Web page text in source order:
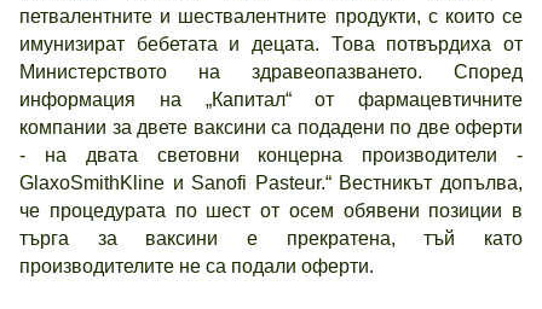
петвалентните и шествалентните продукти, с които се
имунизират бебетата и децата. Това потвърдиха от
Министерството на здравеопазването. Според
информация на „Капитал“ от фармацевтичните
компании за двете ваксини са подадени по две оферти
- на двата световни концерна производители -
GlaxoSmithKline и Sanofi Pasteur.“ Вестникът допълва,
че процедурата по шест от осем обявени позиции в
търга за ваксини е прекратена, тъй като
производителите не са подали оферти.